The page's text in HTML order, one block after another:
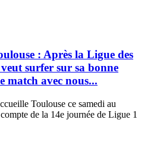
: Après la Ligue des
surfer sur sa bonne
match avec nous...
Toulouse ce samedi au
de la 14e journée de Ligue 1